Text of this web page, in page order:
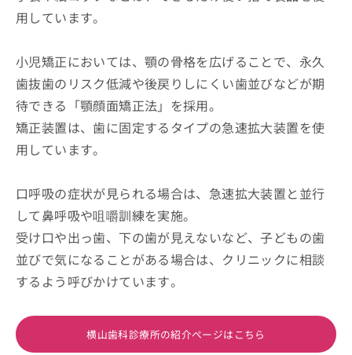
用しています。
小児矯正においては、顎の骨格を広げることで、永久
歯抜歯のリスク低減や後戻りしにくい歯並びなどが期
待できる「顎顔面矯正法」を採用。
矯正装置は、歯に固定するタイプの急速拡大装置を使
用しています。
口呼吸の症状が見られる場合は、急速拡大装置と並行
して鼻呼吸や咀嚼訓練を実施。
受け口や出っ歯、下の歯が見えないなど、子どもの歯
並びで気になることがある場合は、クリニックに相談
するよう呼びかけています。
横山歯科診療所の紹介ページはこちら